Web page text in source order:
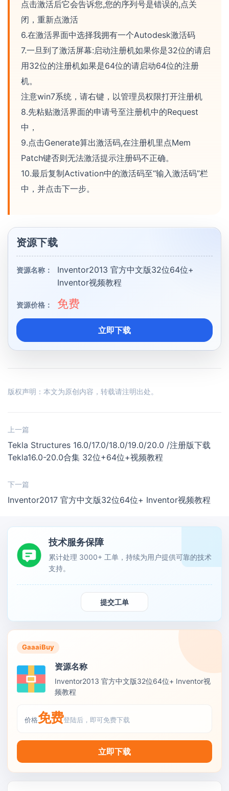
点击激活后它会告诉您,您的序列号是错误的,点关
闭，重新点激活
6.在激活界面中选择我拥有一个Autodesk激活码
7.一旦到了激活屏幕:启动注册机如果你是32位的请启
用32位的注册机如果是64位的请启动64位的注册
机。
注意win7系统，请右键，以管理员权限打开注册机
8.先粘贴激活界面的申请号至注册机中的Request
中，
9.点击Generate算出激活码,在注册机里点Mem
Patch键否则无法激活提示注册码不正确。
10.最后复制Activation中的激活码至“输入激活码”栏
中，并点击下一步。
资源下载
资源名称：
Inventor2013 官方中文版32位64位+
Inventor视频教程
资源价格： 免费
立即下载
版权声明：本文为原创内容，转载请注明出处。
上一篇
Tekla Structures 16.0/17.0/18.0/19.0/20.0 /注册版下载
Tekla16.0-20.0合集 32位+64位+视频教程
下一篇
Inventor2017 官方中文版32位64位+ Inventor视频教程
技术服务保障
累计处理 3000+ 工单，持续为用户提供可靠的技术
支持。
提交工单
GaaaiBuy
资源名称
Inventor2013 官方中文版32位64位+ Inventor视
频教程
价格免费登陆后，即可免费下载
立即下载